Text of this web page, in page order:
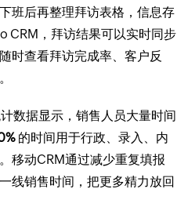
班后再整理拜访表格，信息存
CRM，拜访结果可以实时同步
时查看拜访完成率、客户反
数据显示，销售人员大量时间
的时间用于行政、录入、内
移动CRM通过减少重复填报
线销售时间，把更多精力放回